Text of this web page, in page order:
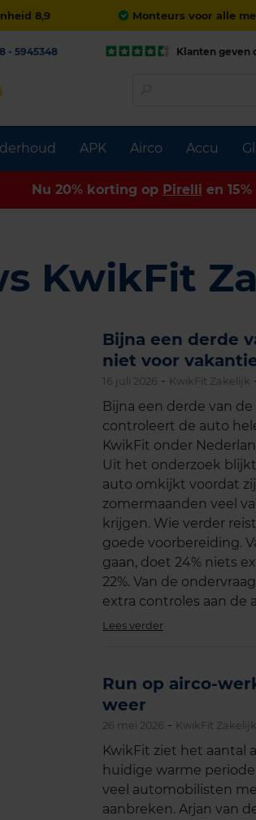
8,9 Monteurs voor alle
APK Airco Accu
- 5945348 Klanten geven
Nu 20% korting op Pirelli en
KwikFit
Bijna een derde
niet voor
16 juli 2026 - KwikFit Zakelijk
Bijna een derde van
controleert de auto
KwikFit onder
Uit het onderzoek
auto omkijkt voordat
zomermaanden veel
krijgen. Wie verder
goede voorbereiding.
gaan, doet 24% niets
22%. Van de
extra controles aan de
Lees verder
Run op airco-
weer
26 mei 2026 - KwikFit Zakelijk
KwikFit ziet het aantal
huidige warme
veel automobilisten
aanbreken. Arjan van